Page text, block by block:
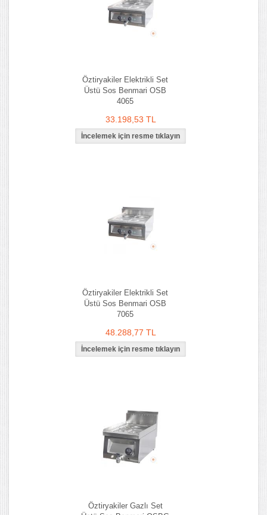
Öztiryakiler Elektrikli Set
Üstü Sos Benmari OSB
4065
33.198,53 TL
Öztiryakiler Elektrikli Set
Üstü Sos Benmari OSB
7065
48.288,77 TL
Öztiryakiler Gazlı Set